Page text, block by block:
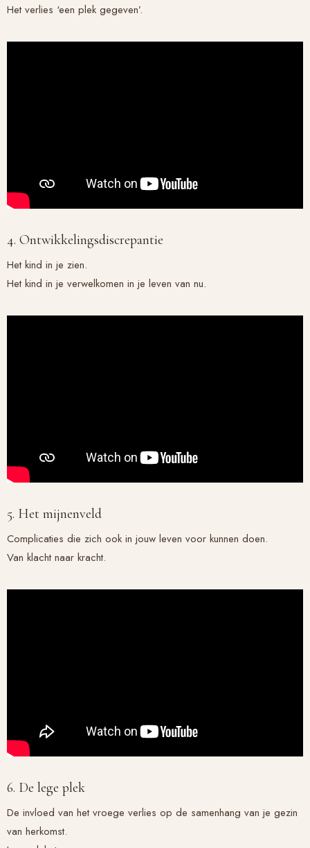
Het verlies ‘een plek gegeven’.
4. Ontwikkelingsdiscrepantie
Het kind in je zien.
Het kind in je verwelkomen in je leven van nu.
5. Het mijnenveld
Complicaties die zich ook in jouw leven voor kunnen doen.
Van klacht naar kracht.
6. De lege plek
De invloed van het vroege verlies op de samenhang van je gezin
van herkomst.